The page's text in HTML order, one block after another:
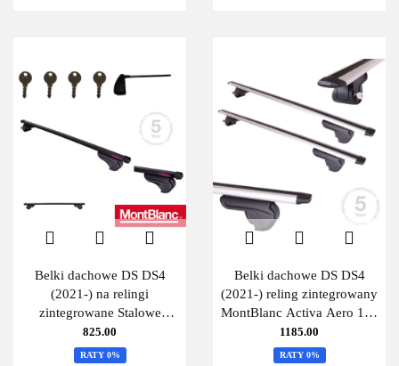
Belki dachowe DS DS4
(2021-) na relingi
zintegrowane Stalowe
Uniwersalne 125cm
MontBlanc 125 Steel + Kit
825.00
RATY 0%
Belki dachowe DS DS4
(2021-) reling zintegrowany
MontBlanc Activa Aero 125
+ kit 06
1185.00
RATY 0%